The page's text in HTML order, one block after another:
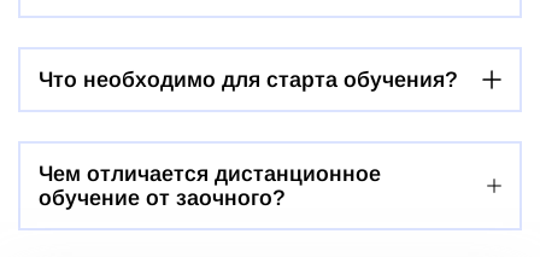
Что необходимо для старта обучения?
Чем отличается дистанционное
обучение от заочного?